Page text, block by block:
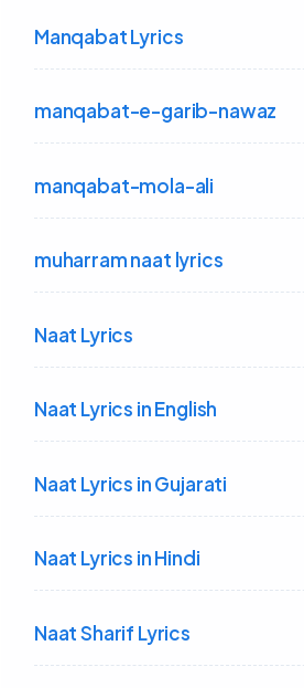
Manqabat Lyrics
manqabat-e-garib-nawaz
manqabat-mola-ali
muharram naat lyrics
Naat Lyrics
Naat Lyrics in English
Naat Lyrics in Gujarati
Naat Lyrics in Hindi
Naat Sharif Lyrics